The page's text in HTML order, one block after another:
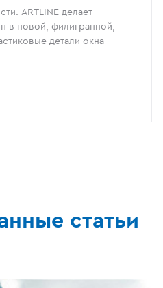
ARTLINE делает
в новой, филигранной,
детали окна
статьи